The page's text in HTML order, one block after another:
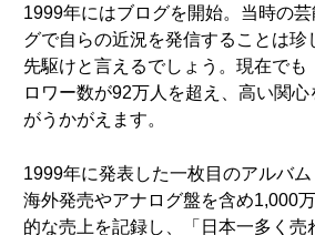
1999年にはブログを開始。当時の
グで自らの近況を発信することは珍
先駆けと言えるでしょう。現在でも
ロワー数が92万人を超え、高い関心
がうかがえます。
1999年に発表した一枚目のアルバム
海外発売やアナログ盤を含め1,000
的な売上を記録し、「日本一多く売